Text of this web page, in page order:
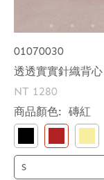
01070030
透透實實針織背心
NT 1280
商品顏色: 磚紅